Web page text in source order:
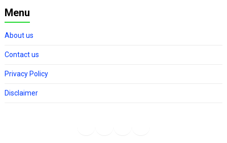
Menu
About us
Contact us
Privacy Policy
Disclaimer